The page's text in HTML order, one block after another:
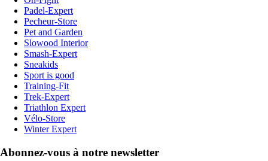
Padel-Expert
Pecheur-Store
Pet and Garden
Slowood Interior
Smash-Expert
Sneakids
Sport is good
Training-Fit
Trek-Expert
Triathlon Expert
Vélo-Store
Winter Expert
Abonnez-vous à notre newsletter